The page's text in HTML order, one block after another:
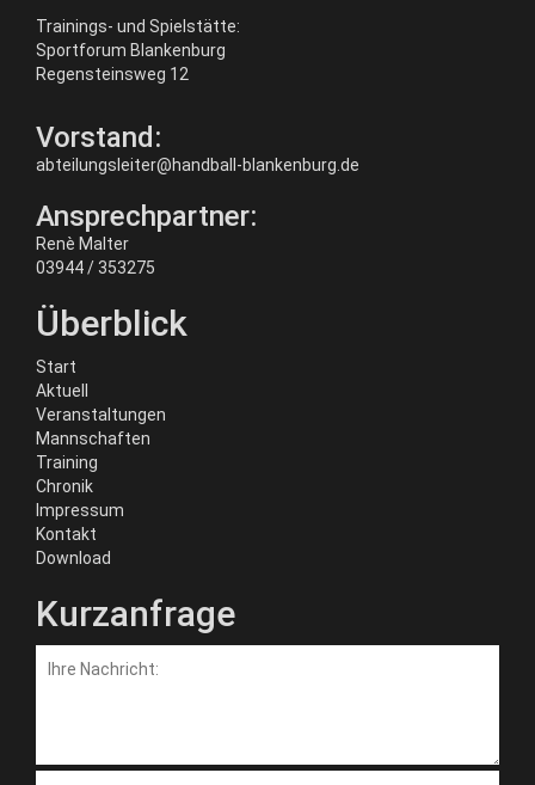
Trainings- und Spielstätte:
Sportforum Blankenburg
Regensteinsweg 12
Vorstand:
abteilungsleiter@handball-blankenburg.de
Ansprechpartner:
Renè Malter
03944 / 353275
Überblick
Start
Aktuell
Veranstaltungen
Mannschaften
Training
Chronik
Impressum
Kontakt
Download
Kurzanfrage